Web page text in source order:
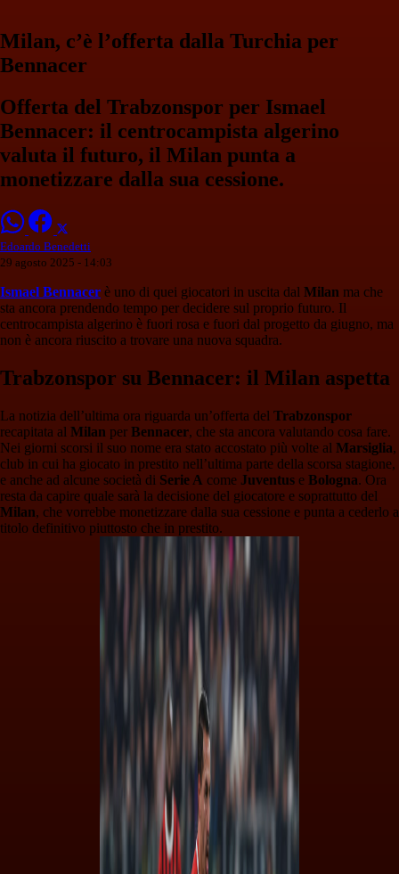
Milan, c’è l’offerta dalla Turchia per
Bennacer
Offerta del Trabzonspor per Ismael
Bennacer: il centrocampista algerino
valuta il futuro, il Milan punta a
monetizzare dalla sua cessione.
Edoardo Benedetti
29 agosto 2025 - 14:03
Ismael Bennacer è uno di quei giocatori in uscita dal Milan ma che
sta ancora prendendo tempo per decidere sul proprio futuro. Il
centrocampista algerino è fuori rosa e fuori dal progetto da giugno, ma
non è ancora riuscito a trovare una nuova squadra.
Trabzonspor su Bennacer: il Milan aspetta
La notizia dell’ultima ora riguarda un’offerta del Trabzonspor
recapitata al Milan per Bennacer, che sta ancora valutando cosa fare.
Nei giorni scorsi il suo nome era stato accostato più volte al Marsiglia,
club in cui ha giocato in prestito nell’ultima parte della scorsa stagione,
e anche ad alcune società di Serie A come Juventus e Bologna. Ora
resta da capire quale sarà la decisione del giocatore e soprattutto del
Milan, che vorrebbe monetizzare dalla sua cessione e punta a cederlo a
titolo definitivo piuttosto che in prestito.